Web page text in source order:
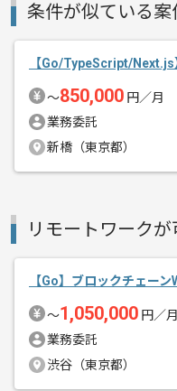
エージェントからのコ
メント
条件が似ている案
【Go/TypeScript/
〜850,000 円／月
業務委託
新橋（東京都）
リモートワーク
【Go】ブロックチェー
〜1,050,000 円／月
業務委託
渋谷（東京都）